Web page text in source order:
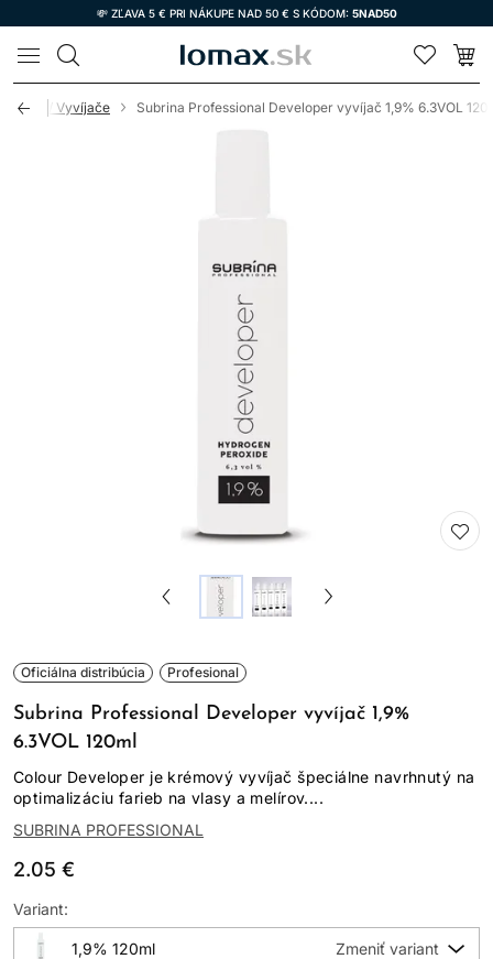
💸 ZĽAVA 5 € PRI NÁKUPE NAD 50 € S KÓDOM: 5NAD50
LOMAX
/ Vyvíjače Subrina Professional Developer vyvíjač 1,9% 6.3VOL
Oficiálna distribúcia Profesional
Subrina Professional Developer vyvíjač 1,9%
6.3VOL 120ml
Colour Developer je krémový vyvíjač špeciálne navrhnutý na
optimalizáciu farieb na vlasy a melírov....
SUBRINA PROFESSIONAL
2.05 €
Variant:
1,9% 120ml